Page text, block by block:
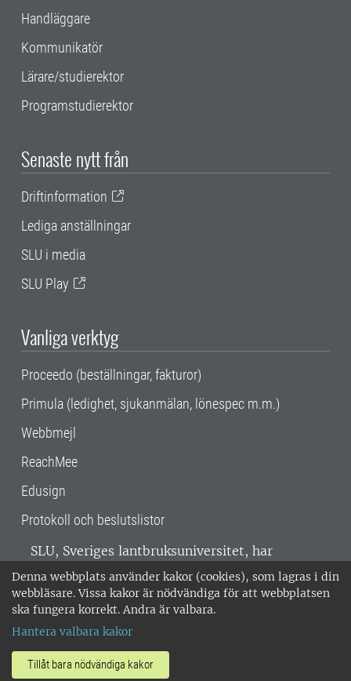
Denna webbplats använder kakor (cookies), som lagras i din
webbläsare. Vissa kakor är nödvändiga för att webbplatsen
ska fungera korrekt. Andra är valbara.
Hantera valbara kakor
Tillåt bara nödvändiga kakor
Handläggare
Kommunikatör
Lärare/studierektor
Programstudierektor
Senaste nytt från
Driftinformation
Lediga anställningar
SLU i media
SLU Play
Vanliga verktyg
Proceedo (beställningar, fakturor)
Primula (ledighet, sjukanmälan, lönespec m.m.)
Webbmejl
ReachMee
Edusign
Protokoll och beslutslistor
SLU, Sveriges lantbruksuniversitet, har
verksamhet över hela Sverige. Huvudorter är
Alnarp, Uppsala och Umeå.SLU är
miljöcertifierat enligt ISO 14001. •
018-67 10 00 • Org nr: 202100-2817 •
Om SLU:s webbplatser